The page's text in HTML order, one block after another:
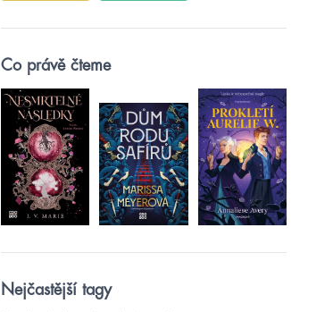
Co právě čteme
Nejčastější tagy